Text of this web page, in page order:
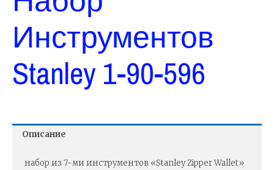
Инструментов
Stanley 1-90-596
Описание
набор из 7-ми инструментов «Stanley Zipper Wallet»